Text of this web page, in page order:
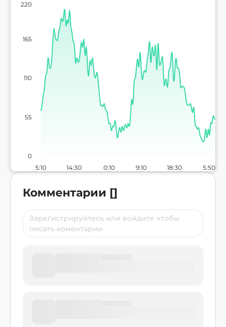
5:10 14:30 0:10 9:10 18:30 5:50
0
55
110
165
220
Комментарии []